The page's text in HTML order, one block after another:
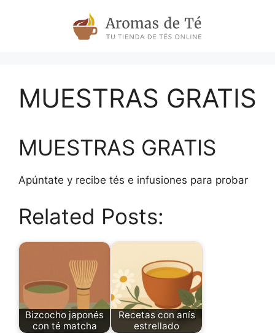
MUESTRAS GRATIS
MUESTRAS GRATIS
Apúntate y recibe tés e infusiones para probar
Related Posts:
Bizcocho japonés
con té matcha
Recetas con anís
estrellado